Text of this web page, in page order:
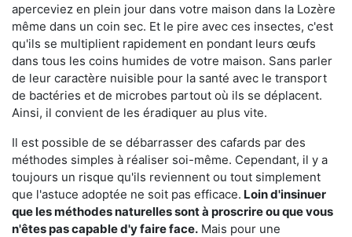
aperceviez en plein jour dans votre maison dans la Lozère
même dans un coin sec. Et le pire avec ces insectes, c'est
qu'ils se multiplient rapidement en pondant leurs œufs
dans tous les coins humides de votre maison. Sans parler
de leur caractère nuisible pour la santé avec le transport
de bactéries et de microbes partout où ils se déplacent.
Ainsi, il convient de les éradiquer au plus vite.
Il est possible de se débarrasser des cafards par des
méthodes simples à réaliser soi-même. Cependant, il y a
toujours un risque qu'ils reviennent ou tout simplement
que l'astuce adoptée ne soit pas efficace. Loin d'insinuer
que les méthodes naturelles sont à proscrire ou que vous
n'êtes pas capable d'y faire face. Mais pour une